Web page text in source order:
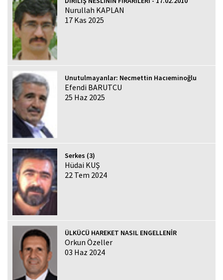
Nurullah KAPLAN
17 Kas 2025
Unutulmayanlar: Necmettin Hacıeminoğlu
Efendi BARUTCU
25 Haz 2025
Serkes (3)
Hüdai KUŞ
22 Tem 2024
ÜLKÜCÜ HAREKET NASIL ENGELLENİR
Orkun Özeller
03 Haz 2024